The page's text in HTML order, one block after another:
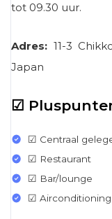
tot 09.30 uur.
Adres: 11-3
Japan
☑
☑ Centraal
☑ Restaurant
☑ Bar/lounge
☑ Airconditioning